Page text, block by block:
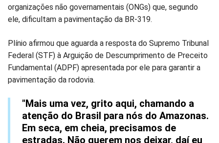
organizações não governamentais (ONGs) que, segundo
ele, dificultam a pavimentação da BR-319.
Plínio afirmou que aguarda a resposta do Supremo Tribunal
Federal (STF) à Arguição de Descumprimento de Preceito
Fundamental (ADPF) apresentada por ele para garantir a
pavimentação da rodovia.
"Mais uma vez, grito aqui, chamando a
atenção do Brasil para nós do Amazonas.
Em seca, em cheia, precisamos de
estradas. Não querem nos deixar, daí eu